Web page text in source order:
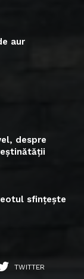
aur
despre
sfințește
TWITTER